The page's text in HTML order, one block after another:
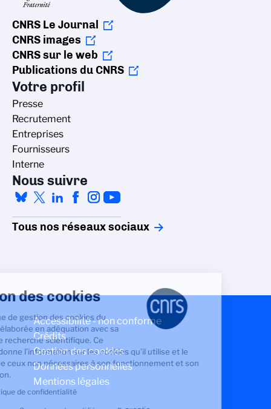
CNRS Le Journal
CNRS images
CNRS sur le web
Publications du CNRS
Votre profil
Presse
Recrutement
Entreprises
Fournisseurs
Interne
Nous suivre
Tous nos réseaux sociaux
Accessibilité - non conforme
Crédits
Gestion des cookies
Données personnelles
Mentions légales
Gestion des cookies
La politique de gestion des cookies du
CNRS est élaborée en adéquation avec sa
mission de recherche scientifique. Ce
site vous donne l’information sur les cookies qu’il utilise et le
contrôle de ceux non nécessaires à son fonctionnement et son
amélioration.
Lire la politique de confidentialité